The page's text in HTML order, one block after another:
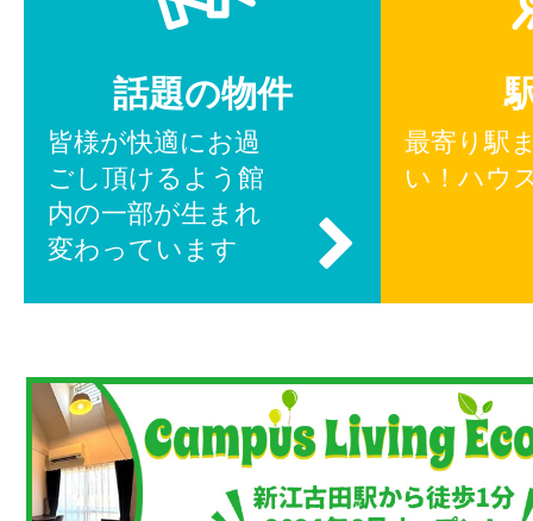
話題の物件
皆様が快適にお過
ごし頂けるよう館
内の一部が生まれ
変わっています
最寄り駅
い！ハウ